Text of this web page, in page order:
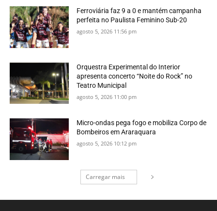
Ferroviária faz 9 a 0 e mantém campanha
perfeita no Paulista Feminino Sub-20
agosto 5, 2026 11:56 pm
Orquestra Experimental do Interior
apresenta concerto “Noite do Rock” no
Teatro Municipal
agosto 5, 2026 11:00 pm
Micro-ondas pega fogo e mobiliza Corpo de
Bombeiros em Araraquara
agosto 5, 2026 10:12 pm
Carregar mais